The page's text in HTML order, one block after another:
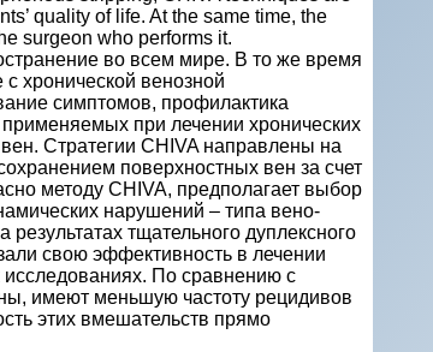
quality of life. At the same time, the
surgeon who performs it.
во всем мире. В то же время
хронической венозной
симптомов, профилактика
при лечении хронических
Стратегии CHIVA направлены на
поверхностных вен за счет
методу CHIVA, предполагает выбор
нарушений – типа вено-
тщательного дуплексного
свою эффективность в лечении
По сравнению с
имеют меньшую частоту рецидивов
этих вмешательств прямо